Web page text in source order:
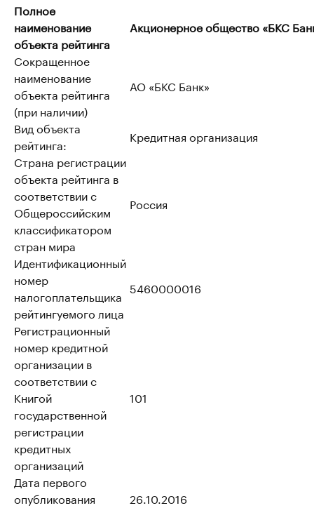
Полное
наименование
объекта рейтинга
Акционерное общество «БКС
Сокращенное
наименование
объекта рейтинга
(при наличии)
АО «БКС Банк»
Вид объекта
рейтинга:
Кредитная организация
Страна регистрации
объекта рейтинга в
соответствии с
Общероссийским
классификатором
стран мира
Россия
Идентификационный
номер
налогоплательщика
рейтингуемого лица
5460000016
Регистрационный
номер кредитной
организации в
соответствии с
Книгой
государственной
регистрации
кредитных
организаций
101
Дата первого
опубликования
26.10.2016